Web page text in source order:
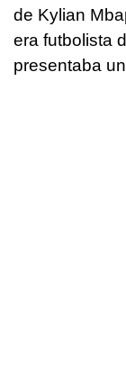
de Kylian
era futbolista
presentaba